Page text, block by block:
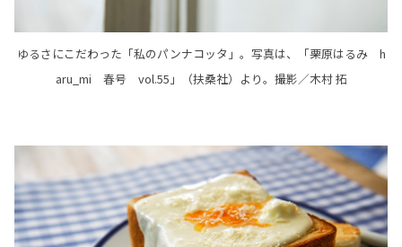
ゆるさにこだわった「私のパンナコッタ」。写真は、「栗原はるみ h
aru_mi 春号 vol.55」（扶桑社）より。撮影／木村 拓